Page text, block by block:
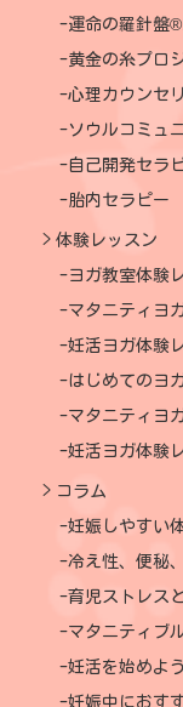
運命の羅針盤
黄金の糸プロジ
心理カウンセ
ソウルコミュ
自己開発セラ
胎内セラピー
体験レッスン
ヨガ教室体験
マタニティヨ
妊活ヨガ体験
はじめてのヨ
マタニティヨ
妊活ヨガ体験
コラム
妊娠しやすい
冷え性、便秘
育児ストレス
マタニティブ
妊活を始めよう
妊娠中におす